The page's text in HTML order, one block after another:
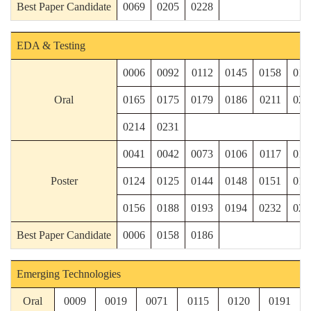
Best Paper Candidate 0069 0205 0228
EDA & Testing
Oral
0006 0092 0112 0145 0158
0165 0175 0179 0186 0211
0214 0231
Poster
0041 0042 0073 0106 0117
0124 0125 0144 0148 0151
0156 0188 0193 0194 0232
Best Paper Candidate 0006 0158 0186
Emerging Technologies
Oral 0009 0019 0071 0115 0120 0191